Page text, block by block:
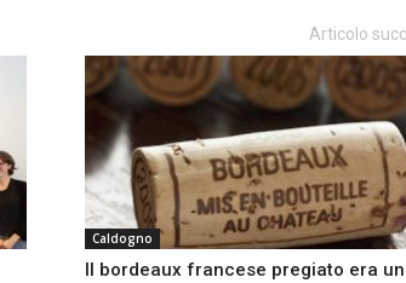
Articolo
Caldogno
Il bordeaux francese pregiato era